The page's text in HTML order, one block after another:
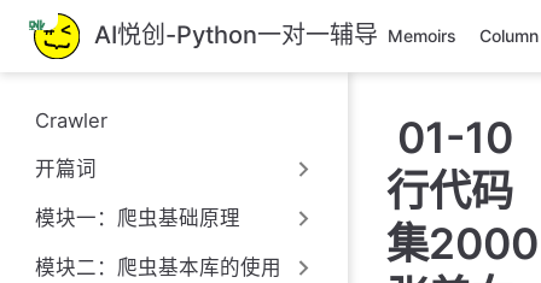
跳
至
主
內
容
AI悦创-Python一对一辅导 Memoirs Column
Crawler
开篇词
模块一：爬虫基础原理
模块二：爬虫基本库的使用
01-10
行代码
集2000